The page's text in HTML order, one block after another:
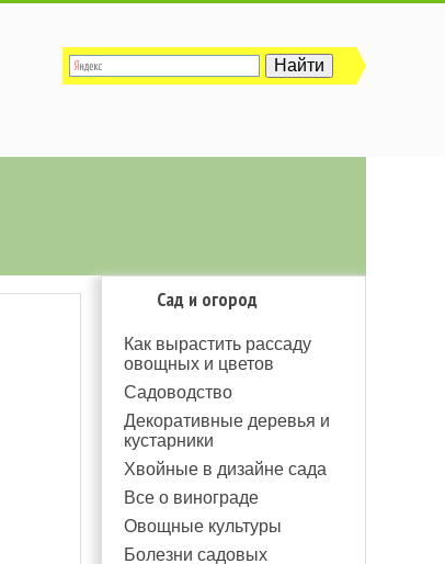
Сад и огород
Как вырастить рассаду
овощных и цветов
Садоводство
Декоративные деревья и
кустарники
Хвойные в дизайне сада
Все о винограде
Овощные культуры
Болезни садовых